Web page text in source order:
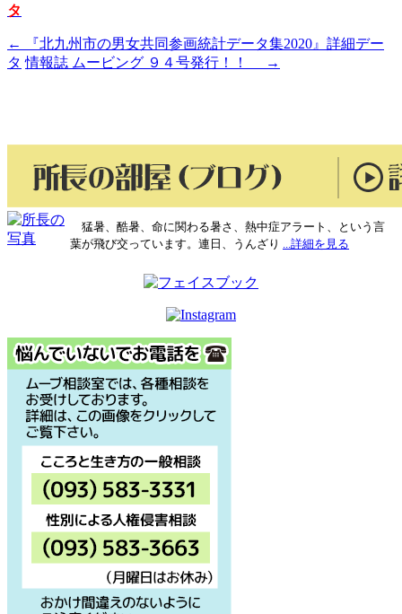
タ
投
稿
シ
ョ
←
『北九州市の男女共同参画統計データ集2020』詳細デー
タ 情報誌 ムービング ９４号発行！！ →
猛暑、酷暑、命に関わる暑さ、熱中症アラート、という言
葉が飛び交っています。連日、うんざり
...詳細を見る